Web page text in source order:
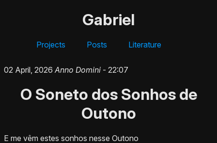
Gabriel
Projects Posts Literature
02 April, 2026 Anno Domini - 22:07
O Soneto dos Sonhos de
Outono
E me vêm estes sonhos nesse Outono